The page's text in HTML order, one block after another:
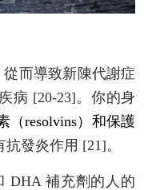
而導致新陳代謝症
病 [20-23]。你的身
（resolvins）和保護
發炎作用 [21]。
DHA 補充劑的人的